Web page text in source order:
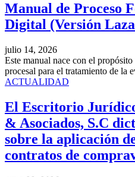
Manual de Proceso
Digital (Versión
julio 14, 2026
Este manual nace con el
procesal para el tratamiento de la
ACTUALIDAD
El Escritorio
& Asociados, S.C
sobre la aplicación
contratos de